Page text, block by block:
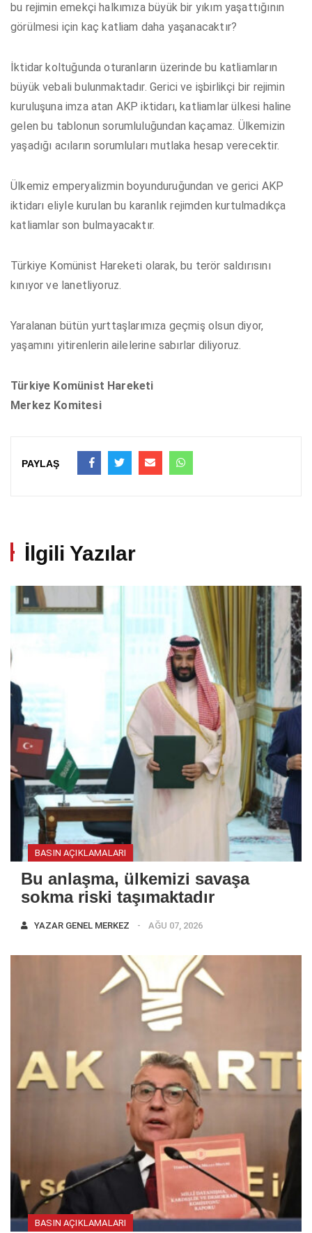
bu rejimin emekçi halkımıza büyük bir yıkım yaşattığının
görülmesi için kaç katliam daha yaşanacaktır?
İktidar koltuğunda oturanların üzerinde bu katliamların
büyük vebali bulunmaktadır. Gerici ve işbirlikçi bir rejimin
kuruluşuna imza atan AKP iktidarı, katliamlar ülkesi haline
gelen bu tablonun sorumluluğundan kaçamaz. Ülkemizin
yaşadığı acıların sorumluları mutlaka hesap verecektir.
Ülkemiz emperyalizmin boyunduruğundan ve gerici AKP
iktidarı eliyle kurulan bu karanlık rejimden kurtulmadıkça
katliamlar son bulmayacaktır.
Türkiye Komünist Hareketi olarak, bu terör saldırısını
kınıyor ve lanetliyoruz.
Yaralanan bütün yurttaşlarımıza geçmiş olsun diyor,
yaşamını yitirenlerin ailelerine sabırlar diliyoruz.
Türkiye Komünist Hareketi
Merkez Komitesi
PAYLAŞ
İlgili Yazılar
BASIN AÇIKLAMALARI
Bu anlaşma, ülkemizi savaşa
sokma riski taşımaktadır
YAZAR GENEL MERKEZ AĞU 07, 2026
BASIN AÇIKLAMALARI